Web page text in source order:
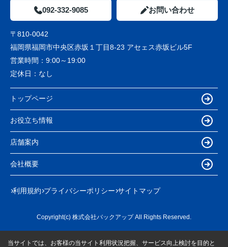
092-332-9085 お問い合わせ
〒810-0042
福岡県福岡市中央区赤坂１丁目8-23 アセェス赤坂ビル5F
営業時間： 9:00～19:00
定休日： なし
トップページ
お役立ち情報
店舗案内
会社概要
利用規約 プライバシーポリシー サイトマップ
Copyright(c) 株式会社バックアップ All Rights Reserved.
当サイトでは、お客様の当サイト利用状況把握、サービス向上検討を目的と